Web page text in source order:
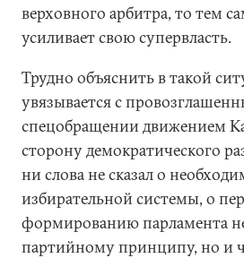
верховного арбитра, то тем
усиливает свою супервласть.
Трудно объяснить в такой
увязывается с
спецобращении движением
сторону демократического
ни слова не сказал о
избирательной системы, о
формированию парламента
партийному принципу, но и